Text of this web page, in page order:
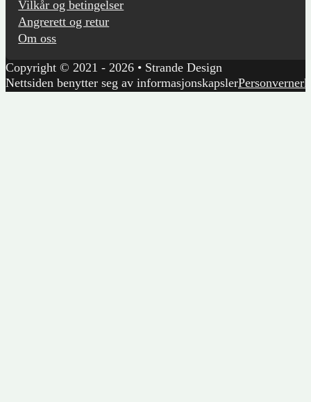
Vilkår og betingelser
Angrerett og retur
Om oss
Copyright © 2021 - 2026 • Strande Design
Nettsiden benytter seg av informasjonskapsler